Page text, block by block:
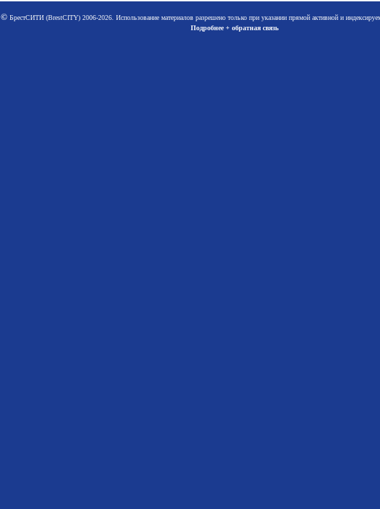
©БрестСИТИ (BrestCITY) 2006-2026. Использование материалов разрешено только при указании прямой активной и
Подробнее + обратная связь